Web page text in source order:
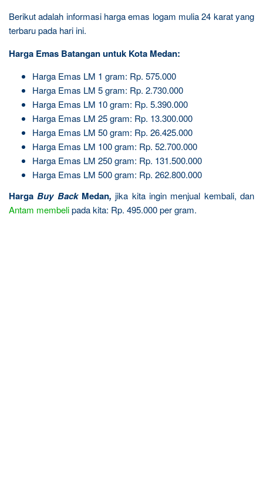
Berikut adalah informasi harga emas logam mulia 24 karat yang
terbaru pada hari ini.
Harga Emas Batangan untuk Kota Medan:
Harga Emas LM 1 gram: Rp. 575.000
Harga Emas LM 5 gram: Rp. 2.730.000
Harga Emas LM 10 gram: Rp. 5.390.000
Harga Emas LM 25 gram: Rp. 13.300.000
Harga Emas LM 50 gram: Rp. 26.425.000
Harga Emas LM 100 gram: Rp. 52.700.000
Harga Emas LM 250 gram: Rp. 131.500.000
Harga Emas LM 500 gram: Rp. 262.800.000
HargaBuy Back Medan, jika kita ingin menjual kembali, dan
Antam membelipada kita: Rp. 495.000 per gram.